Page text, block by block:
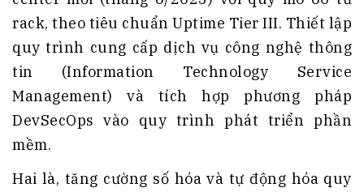
rack, theo tiêu chuẩn Uptime Tier III. Thiết lập
quy trình cung cấp dịch vụ công nghệ thông
tin (Information Technology Service
Management) và tích hợp phương pháp
DevSecOps vào quy trình phát triển phần
mềm.
Hai là, tăng cường số hóa và tự động hóa quy